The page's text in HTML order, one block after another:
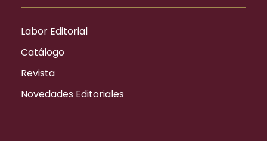
Labor Editorial
Catálogo
Revista
Novedades Editoriales